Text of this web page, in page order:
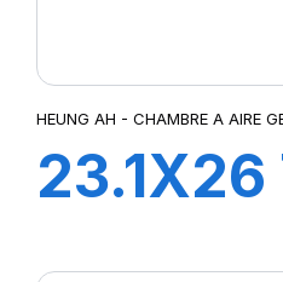
HEUNG AH - CHAMBRE A AIRE
23.1X26